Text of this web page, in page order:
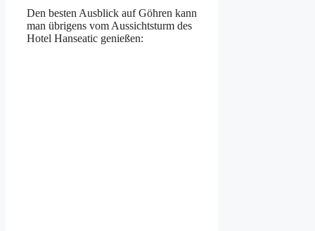
Den besten Ausblick auf Göhren kann
man übrigens vom Aussichtsturm des
Hotel Hanseatic genießen: